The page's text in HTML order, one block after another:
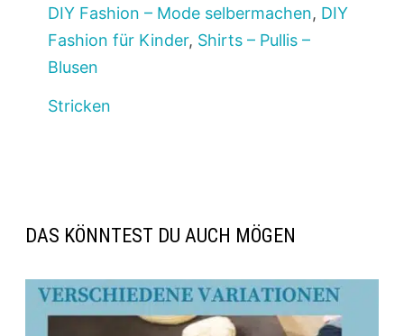
DIY Fashion – Mode selbermachen, DIY
Fashion für Kinder, Shirts – Pullis –
Blusen
Stricken
DAS KÖNNTEST DU AUCH MÖGEN